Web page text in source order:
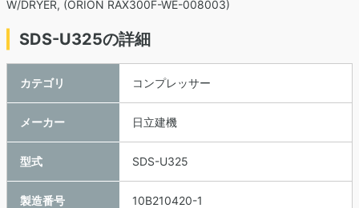
W/DRYER, (ORION RAX300F-WE-008003)
SDS-U325の詳細
カテゴリ コンプレッサー
メーカー 日立建機
型式 SDS-U325
製造番号 10B210420-1